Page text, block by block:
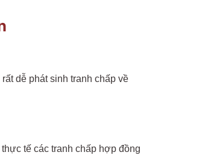
dễ phát sinh tranh chấp về
tế các tranh chấp hợp đồng